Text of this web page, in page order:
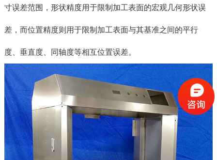
寸误差范围，形状精度用于限制加工表面的宏观几何形状误
差，而位置精度则用于限制加工表面与其基准之间的平行
度、垂直度、同轴度等相互位置误差。